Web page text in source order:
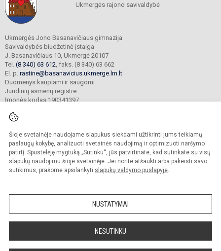
Šioje svetainėje naudojame slapukus siekdami užtikrinti jums teikiamų
paslaugų kokybę, analizuoti svetainės naudojimą ir optimizuoti naršymo
patirtį. Spustelėję mygtuką „Sutinku“, jūs patvirtinate, kad sutinkate su visų
slapukų naudojimu šioje svetainėje. Jei norite atšaukti arba pakeisti savo
sutikimus, prašome apsilankyti slapukų valdymo puslapyje.
NUSTATYMAI
NESUTINKU
Ukmergės rajono savivaldybė
Ukmergės Jono Basanavičiaus gimnazija
Savivaldybės biudžetinė įstaiga
J. Basanavičiaus 10, Ukmergė 20107
Tel. (8 340) 63 612, faks. (8 340) 63 662
El. p. rastine@basanavicius.ukmerge.lm.lt
Duomenys kaupiami ir saugomi
Juridinių asmenų registre
Įmonės kodas 190341397
© 2023. Ukmergės Jono Basanavičiaus gimnazija. Visos teisės saugomos.
Kopijuoti turinį be raštiško gimnazijos sutikimo griežtai draudžiama.
Prieinamumo paraiška Slapukų politika
Sumanus būdas atnaujinti